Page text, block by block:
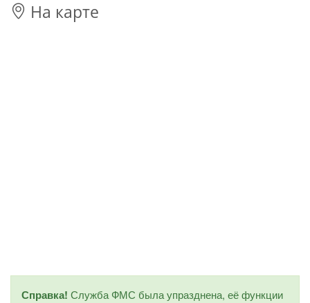
На карте
Справка! Служба ФМС была упразднена, её функции